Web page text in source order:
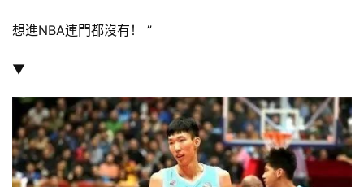
想進NBA連門都沒有！ ”
▼